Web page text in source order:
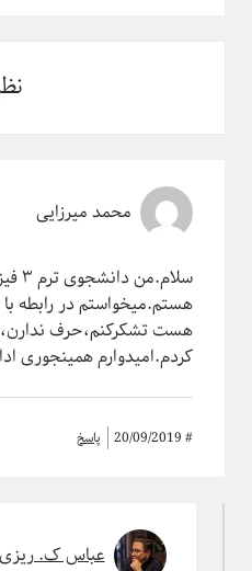
محمد میرزایی
هستم.میخواستم در رابطه
هست تشکرکنم،حرف
کردم.امیدوارم همینجوری
#
20/09/2019 پاسخ
عباس ک. ریزی